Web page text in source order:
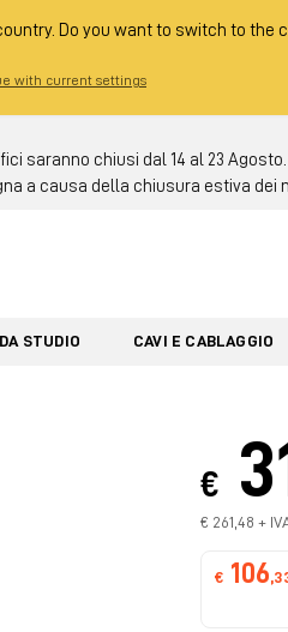
Do you want to switch to the
with current settings
uffici saranno chiusi dal 14 al 23
a causa della chiusura estiva dei
STUDIO CAVI E CABLAGGIO
€
€ 261,48 +
€ 106